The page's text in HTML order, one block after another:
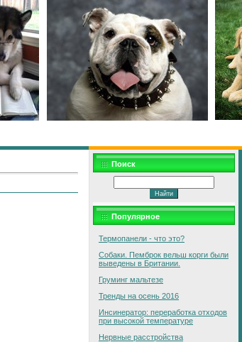
Поиск
Популярное
Термопанели - что это?
Собаки. Пемброк вельш корги были
выведены в Британии.
Груминг мальтезе
Тренды на осень 2016
Инсинератор: переработка отходов
при высокой температуре
Нервные расстройства